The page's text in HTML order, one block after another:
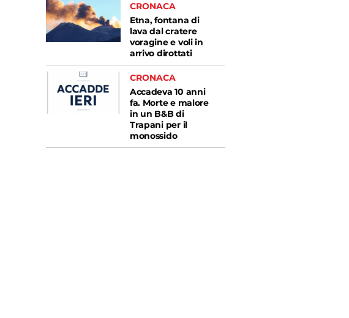
CRONACA
Etna, fontana di
lava dal cratere
voragine e voli in
arrivo dirottati
CRONACA
Accadeva 10 anni
fa. Morte e malore
in un B&B di
Trapani per il
monossido